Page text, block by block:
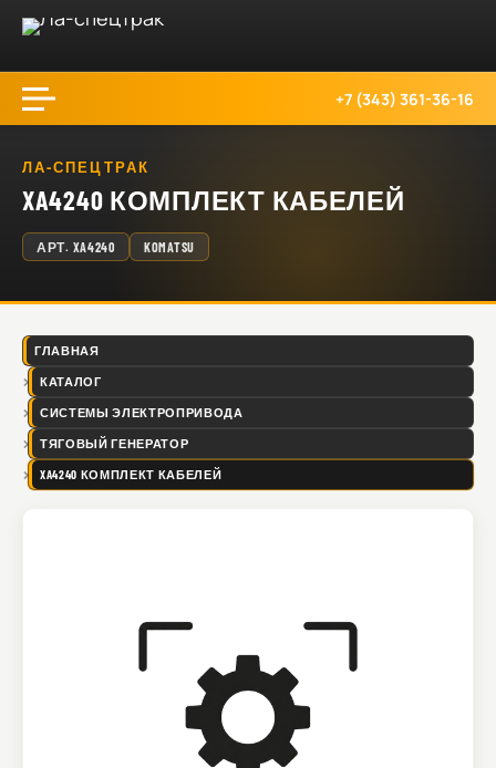
+7 (343) 361-36-16
ЛА-СПЕЦТРАК
XA4240 КОМПЛЕКТ КАБЕЛЕЙ
АРТ. XA4240 KOMATSU
ГЛАВНАЯ
КАТАЛОГ
СИСТЕМЫ ЭЛЕКТРОПРИВОДА
ТЯГОВЫЙ ГЕНЕРАТОР
XA4240 КОМПЛЕКТ КАБЕЛЕЙ